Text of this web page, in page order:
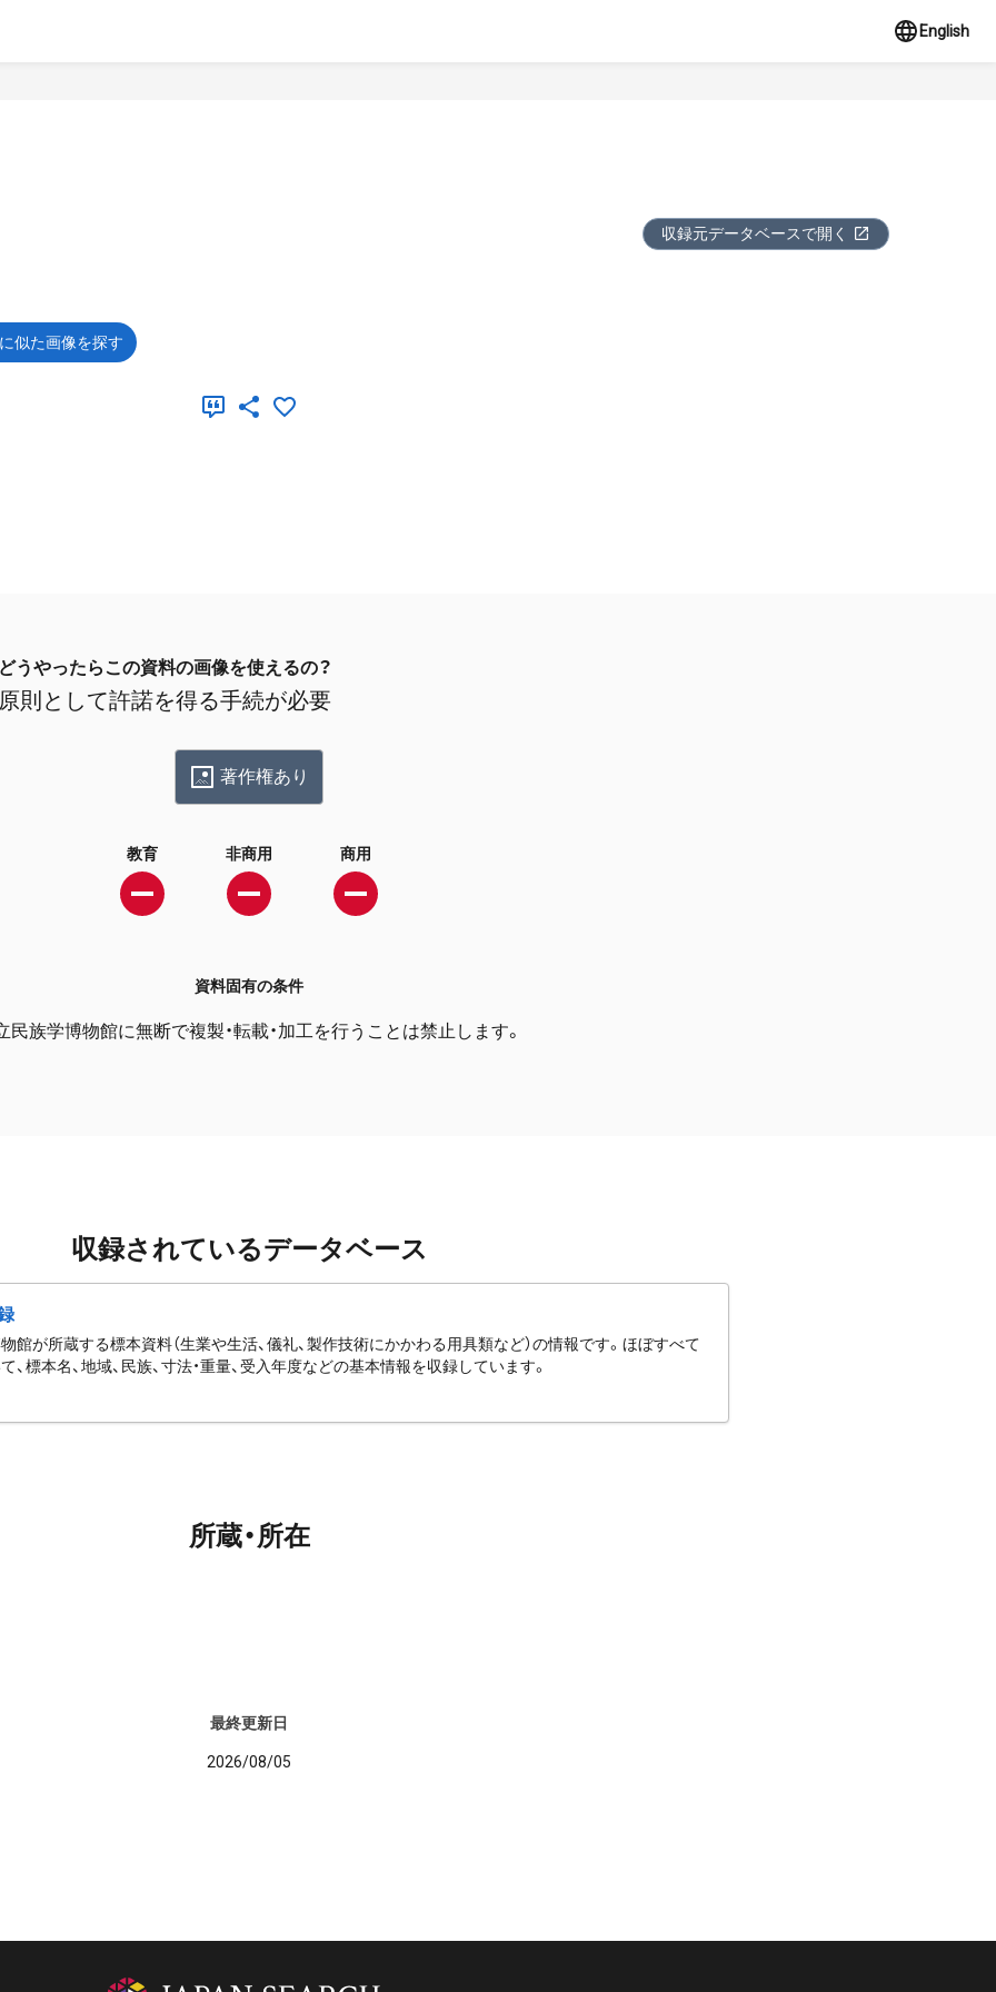
English
収録元データベースで開く
似た画像を探す
どうやったらこの資料の画像を使えるの？
原則として許諾を得る手続が必要
著作権あり
教育 非商用 商用
資料固有の条件
民族学博物館に無断で複製・転載・加工を行うことは禁止します。
収録されているデータベース
館が所蔵する標本資料（生業や生活、儀礼、製作技術にかかわる用具類など）の情報です。ほぼすべて
、標本名、地域、民族、寸法・重量、受入年度などの基本情報を収録しています。
所蔵・所在
最終更新日
2026/08/05